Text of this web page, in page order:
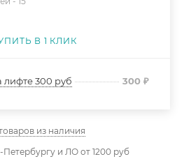
В 1 КЛИК
лифте 300 руб 300 ₽
из наличия
и ЛО от 1200 руб